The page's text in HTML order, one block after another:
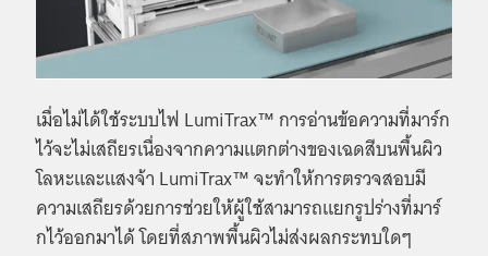
เมื่อไม่ได้ใช้ระบบไฟ LumiTrax™ การอ่านข้อความที่มาร์ก
ไว้จะไม่เสถียรเนื่องจากความแตกต่างของเฉดสีบนพื้นผิว
โลหะและแสงจ้า LumiTrax™ จะทำให้การตรวจสอบมี
ความเสถียรด้วยการช่วยให้ผู้ใช้สามารถแยกรูปร่างที่มาร์
กไว้ออกมาได้ โดยที่สภาพพื้นผิวไม่ส่งผลกระทบใดๆ